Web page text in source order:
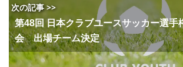
次の記事 >>
第48回 日本クラブユースサッカー選手
会 出場チーム決定